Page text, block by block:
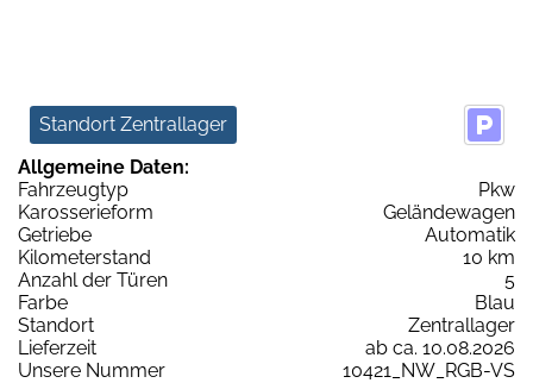
Standort Zentrallager
Allgemeine Daten:
Fahrzeugtyp
Pkw
Karosserieform
Geländewagen
Getriebe
Automatik
Kilometerstand
10 km
Anzahl der Türen
5
Farbe
Blau
Standort
Zentrallager
Lieferzeit
ab ca. 10.08.2026
Unsere Nummer
10421_NW_RGB-VS